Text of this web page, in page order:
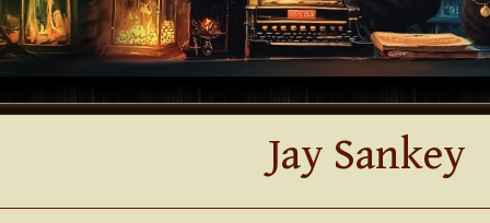
SIX Le nouveau livre deDani DaOrtiz en précommande
Jay Sankey